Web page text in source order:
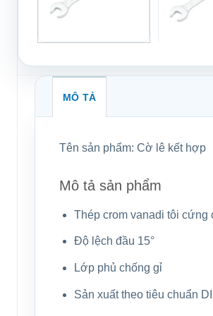
MÔ TẢ
Tên sản phẩm: Cờ lê kết hợp
Mô tả sản phẩm
Thép crom vanadi tôi cứng
Độ lệch đầu 15°
Lớp phủ chống gỉ
Sản xuất theo tiêu chuẩn